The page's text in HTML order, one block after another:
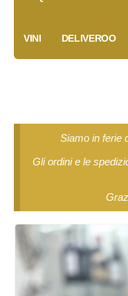
VINI DELIVEROO
Siamo in ferie
Gli ordini e le